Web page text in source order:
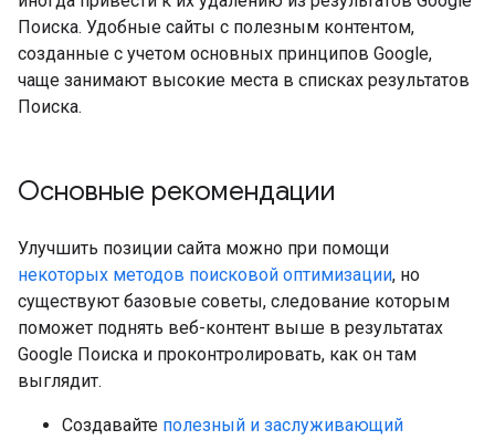
Поиска. Удобные сайты с полезным контентом,
созданные с учетом основных принципов Google,
чаще занимают высокие места в списках результатов
Поиска.
Основные рекомендации
Улучшить позиции сайта можно при помощи
некоторых методов поисковой оптимизации, но
существуют базовые советы, следование которым
поможет поднять веб-контент выше в результатах
Google Поиска и проконтролировать, как он там
выглядит.
Создавайте полезный и заслуживающий